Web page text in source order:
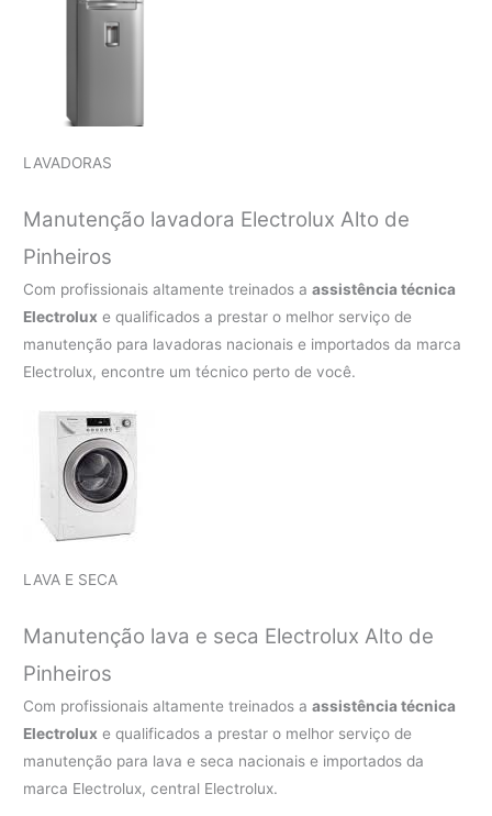
LAVADORAS
Manutenção lavadora Electrolux Alto de
Pinheiros
Com profissionais altamente treinados aassistência técnica
Electrolux e qualificados a prestar o melhor serviço de
manutenção para lavadoras nacionais e importados da marca
Electrolux, encontre um técnico perto de você.
LAVA E SECA
Manutenção lava e seca Electrolux Alto de
Pinheiros
Com profissionais altamente treinados aassistência técnica
Electrolux e qualificados a prestar o melhor serviço de
manutenção para lava e seca nacionais e importados da
marca Electrolux, central Electrolux.